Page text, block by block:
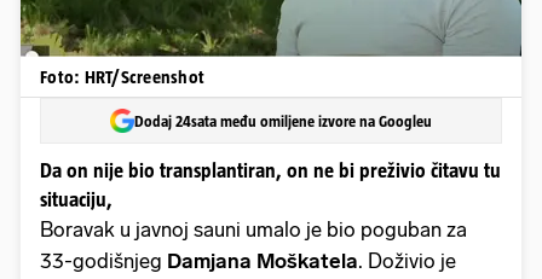
Foto: HRT/Screenshot
Dodaj 24sata među omiljene izvore na Googleu
Da on nije bio transplantiran, on ne bi preživio čitavu tu
situaciju,
Boravak u javnoj sauni umalo je bio poguban za
33-godišnjeg Damjana Moškatela. Doživio je